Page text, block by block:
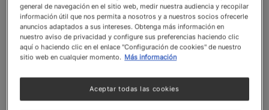
de Valor Compartido (CSV) creado por NESTLÉ
PROFESSIONAL® para apoyar a jóvenes talentos
culinarios, principalmente de escuelas públicas, en
la preparación para su primer empleo en la
industria gastronómica.
prácticas y el acompañamiento de chefs
general de navegación en el sitio web, medir nuestra audiencia y recopilar
información útil que nos permita a nosotros y a nuestros socios ofrecerle
anuncios adaptados a sus intereses. Obtenga más información en
nuestro aviso de privacidad y configure sus preferencias haciendo clic
aquí o haciendo clic en el enlace "Configuración de cookies" de nuestro
sitio web en cualquier momento. Más información
Aceptar todas las cookies